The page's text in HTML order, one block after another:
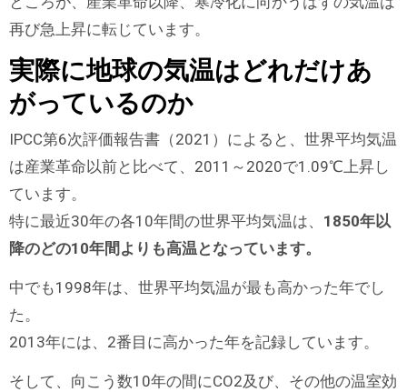
再び急上昇に転じています。
実際に地球の気温はどれだけあ
がっているのか
IPCC第6次評価報告書（2021）によると、世界平均気温
は産業革命以前と比べて、2011～2020で1.09℃上昇し
ています。
特に最近30年の各10年間の世界平均気温は、 1850年以
降のどの10年間よりも高温となっています。
中でも1998年は、世界平均気温が最も高かった年でし
た。
2013年には、2番目に高かった年を記録しています。
そして、向こう数10年の間にCO2及び、その他の温室効